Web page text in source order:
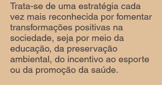
Trata-se de uma estratégia cada
vez mais reconhecida por fomentar
transformações positivas na
sociedade, seja por meio da
educação, da preservação
ambiental, do incentivo ao esporte
ou da promoção da saúde.